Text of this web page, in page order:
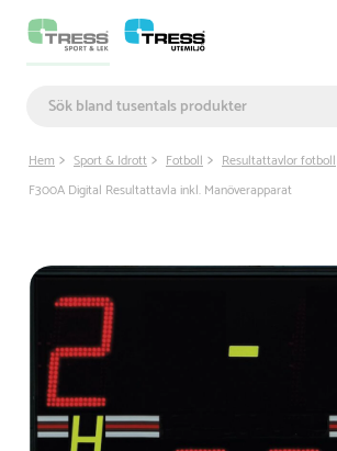
Hem Sport & Idrott Fotboll
Resultattavlor fotboll
F300A Digital Resultattavla inkl. Manöverapparat